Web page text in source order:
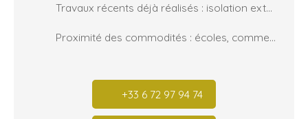
Travaux récents déjà réalisés : isolation extérieure, chaudière gaz à condensation et équipements récents, apportant confort et performance énergétique
Proximité des commodités : écoles, commerces et axes autoroutiers facilement accessibles pour un quotidien pratique
+33 6 72 97 94 74